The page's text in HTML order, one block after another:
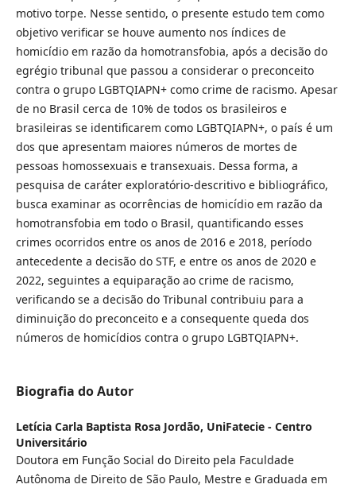
motivo torpe. Nesse sentido, o presente estudo tem como
objetivo verificar se houve aumento nos índices de
homicídio em razão da homotransfobia, após a decisão do
egrégio tribunal que passou a considerar o preconceito
contra o grupo LGBTQIAPN+ como crime de racismo. Apesar
de no Brasil cerca de 10% de todos os brasileiros e
brasileiras se identificarem como LGBTQIAPN+, o país é um
dos que apresentam maiores números de mortes de
pessoas homossexuais e transexuais. Dessa forma, a
pesquisa de caráter exploratório-descritivo e bibliográfico,
busca examinar as ocorrências de homicídio em razão da
homotransfobia em todo o Brasil, quantificando esses
crimes ocorridos entre os anos de 2016 e 2018, período
antecedente a decisão do STF, e entre os anos de 2020 e
2022, seguintes a equiparação ao crime de racismo,
verificando se a decisão do Tribunal contribuiu para a
diminuição do preconceito e a consequente queda dos
números de homicídios contra o grupo LGBTQIAPN+.
Biografia do Autor
Letícia Carla Baptista Rosa Jordão, UniFatecie - Centro
Universitário
Doutora em Função Social do Direito pela Faculdade
Autônoma de Direito de São Paulo, Mestre e Graduada em